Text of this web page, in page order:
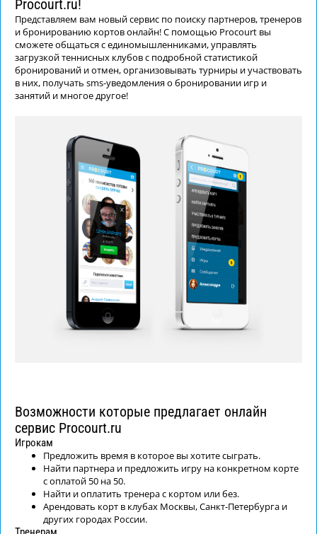
Procourt.ru!
Представляем вам новый сервис по поиску партнеров, тренеров
и бронированию кортов онлайн! С помощью Procourt вы
сможете общаться с единомышленниками, управлять
загрузкой теннисных клубов с подробной статистикой
бронирований и отмен, организовывать турниры и участвовать
в них, получать sms-уведомления о бронировании игр и
занятий и многое другое!
Возможности которые предлагает онлайн
сервис Procourt.ru
Игрокам
Предложить время в которое вы хотите сыграть.
Найти партнера и предложить игру на конкретном корте
с оплатой 50 на 50.
Найти и оплатить тренера с кортом или без.
Арендовать корт в клубах Москвы, Санкт-Петербурга и
других городах России.